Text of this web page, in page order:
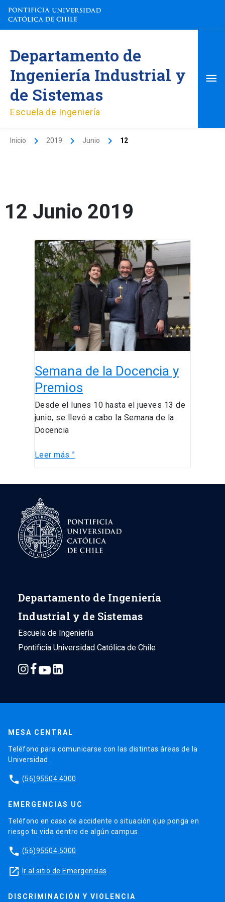
contenido
Departamento de
Ingeniería Industrial y
de Sistemas
Escuela de Ingeniería
Inicio 2019 Junio 12
12 Junio 2019
Semana de la Docencia y
Premios
Desde el lunes 10 hasta el jueves 13 de
junio, se llevó a cabo la Semana de la
Docencia
Semana
de
la
Docencia
y
Premios
Leer más ”
Departamento de Ingeniería
Industrial y de Sistemas
Escuela de Ingeniería
Pontificia Universidad Católica de Chile
MESA CENTRAL
Teléfono para comunicarse con las distintas áreas de la
Universidad.
phone (56)95504 4000
EMERGENCIAS UC
Teléfono en caso de accidente o situación que ponga en
riesgo tu vida dentro de algún campus.
phone (56)95504 5000
launch Ir al sitio de Emergencias
DISCRIMINACIÓN Y VIOLENCIA